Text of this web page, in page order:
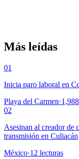
Más leídas
01
Inicia paro laboral en
Playa del Carmen·1,988
02
Asesinan al creador de
transmisión en Culiacán
México·12 lecturas